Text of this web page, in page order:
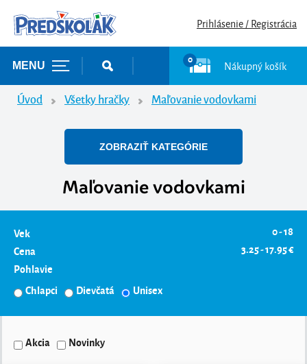
Prihlásenie / Registrácia
MENU
0 Nákupný košík
Úvod Všetky hračky Maľovanie vodovkami
ZOBRAZIŤ KATEGÓRIE
Maľovanie vodovkami
Vek
0 - 18
Cena
3.25 - 17.95 €
Pohlavie
Chlapci
Dievčatá Unisex
Akcia Novinky